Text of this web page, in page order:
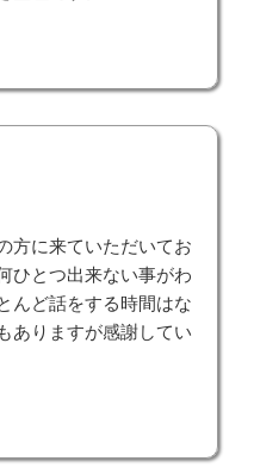
方に来ていただいてお
ひとつ出来ない事がわ
んど話をする時間はな
ありますが感謝してい